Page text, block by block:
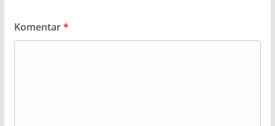
Komentar*